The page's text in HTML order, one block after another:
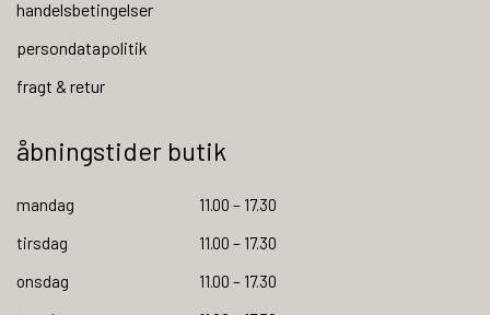
handelsbetingelser
persondatapolitik
fragt & retur
åbningstider butik
mandag
11.00 – 17.30
tirsdag
11.00 – 17.30
onsdag
11.00 – 17.30